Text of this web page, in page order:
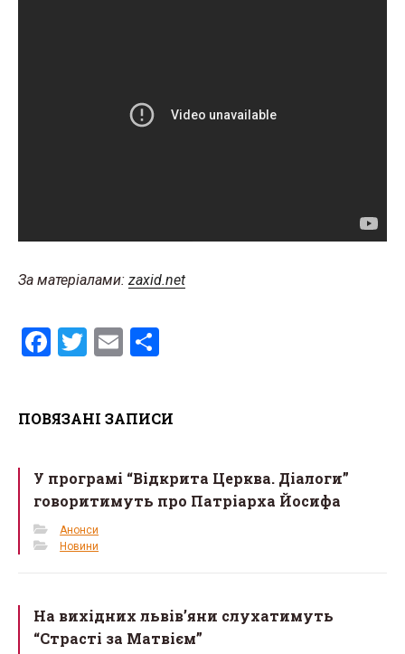
За матеріалами: zaxid.net
F
b
o
k
T
er
E
e
ПОВЯЗАНІ ЗАПИСИ
У програмі “Відкрита Церква. Діалоги”
говоритимуть про Патріарха Йосифа
Анонси
Новини
На вихідних львів’яни слухатимуть
“Страсті за Матвієм”